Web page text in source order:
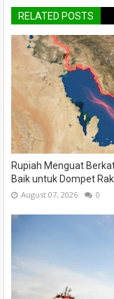
RELATED POSTS
Rupiah Menguat
Baik untuk Dompet
August 07, 2026 0